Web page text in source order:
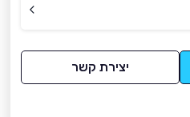
יצירת קשר